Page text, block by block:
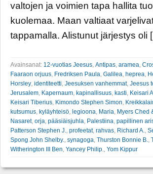
valtojen ja voimien tapa hallita
kuolemaa. Maan valtiaat
tappamalla. Alistunut järjestys oli
Avainsanat: 12-vuotias Jeesus Antipas aramea
Faaraon orjuus Fredriksen Paula Galilea heprea
Horsley identiteetti Jeesuksen vanhemmat, Jeesus
Jerusalem Kapernaum kapinallisuus kasti Keisari
Keisari Tiberius Kimondo Stephen Simon
kutsumus kyläyhteisö legioona Maria Myers Ched
Nasaret, orja pääsiäisjuhla Palestiina papillinen
Patterson Stephen J.
profeetat, rahvas Richard A.
Spong John Shelby. synagoga Thurston Bonnie B.
Witherington III Ben Yancey Philip. Yom Kippur